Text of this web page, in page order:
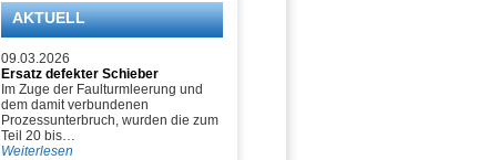
AKTUELL
09.03.2026
Ersatz defekter Schieber
Im Zuge der Faulturmleerung und
dem damit verbundenen
Prozessunterbruch, wurden die zum
Teil 20 bis…
Weiterlesen